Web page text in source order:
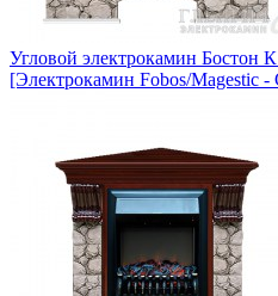
Угловой электрокамин Бостон
[Электрокамин Fobos/Magestic -